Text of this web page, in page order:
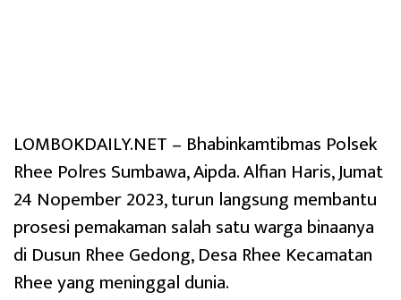
LOMBOKDAILY.NET – Bhabinkamtibmas Polsek
Rhee Polres Sumbawa, Aipda. Alfian Haris, Jumat
24 Nopember 2023, turun langsung membantu
prosesi pemakaman salah satu warga binaanya
di Dusun Rhee Gedong, Desa Rhee Kecamatan
Rhee yang meninggal dunia.